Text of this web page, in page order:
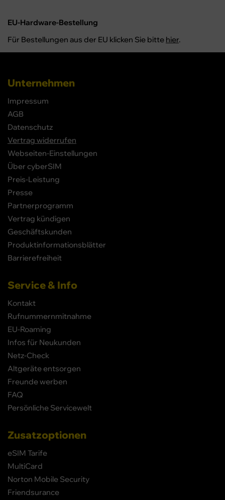
EU-Hardware-Bestellung
Für Bestellungen aus der EU klicken Sie bitte hier.
Unternehmen
Impressum
AGB
Datenschutz
Vertrag widerrufen
Webseiten-Einstellungen
Über cyberSIM
Preis-Leistung
Presse
Partnerprogramm
Vertrag kündigen
Geschäftskunden
Produktinformationsblätter
Barrierefreiheit
Service & Info
Kontakt
Rufnummernmitnahme
EU-Roaming
Infos für Neukunden
Netz-Check
Altgeräte entsorgen
Freunde werben
FAQ
Persönliche Servicewelt
Zusatzoptionen
eSIM Tarife
MultiCard
Norton Mobile Security
Friendsurance